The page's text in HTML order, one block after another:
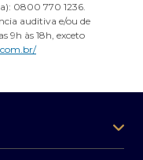
0800 770 1236.
auditiva e/ou de
9h às 18h, exceto